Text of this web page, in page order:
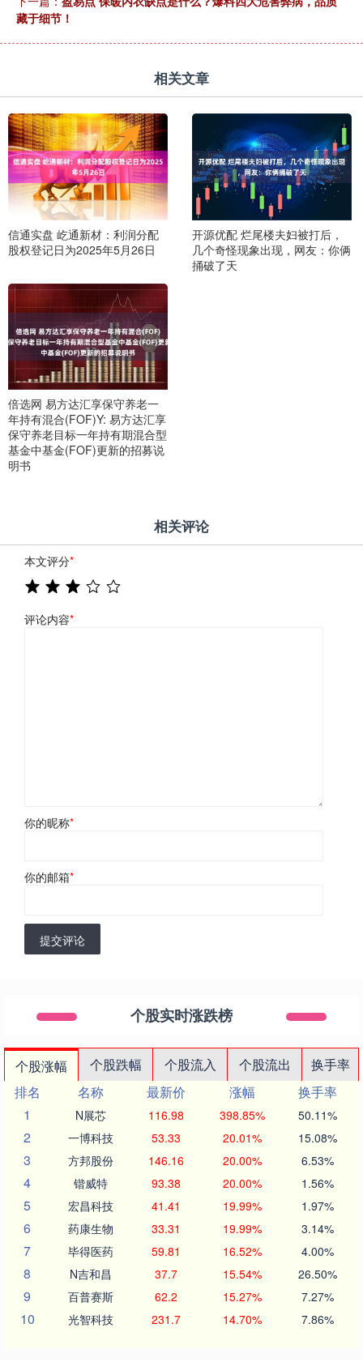
藏于细节！
相关文章
信通实盘 屹通新材：利润分配
股权登记日为2025年5月26日
开源优配 烂尾楼夫妇被打后，
几个奇怪现象出现，网友：你俩
捅破了天
倍选网 易方达汇享保守养老一
年持有混合(FOF)Y: 易方达汇享
保守养老目标一年持有期混合型
基金中基金(FOF)更新的招募说
明书
相关评论
本文评分*
评论内容*
你的昵称*
你的邮箱*
提交评论
个股实时涨跌榜
个股涨幅 个股跌幅 个股流入 个股流出
换手率
排名
名称 最新价 涨幅
换手率
1
N展芯 116.98 398.85% 50.11%
2 一博科技 53.33 20.01% 15.08%
3 方邦股份 146.16 20.00% 6.53%
4 锴威特 93.38 20.00% 1.56%
5 宏昌科技 41.41 19.99% 1.97%
6 药康生物 33.31 19.99% 3.14%
7 毕得医药 59.81 16.52% 4.00%
8 N吉和昌 37.7 15.54% 26.50%
9 百普赛斯 62.2 15.27% 7.27%
10 光智科技 231.7 14.70% 7.86%